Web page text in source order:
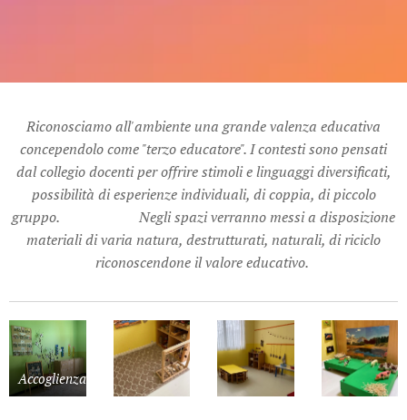
Riconosciamo all'ambiente una grande valenza educativa
concependolo come "terzo educatore". I contesti sono pensati
dal collegio docenti per offrire stimoli e linguaggi diversificati,
possibilità di esperienze individuali, di coppia, di piccolo
gruppo. Negli spazi verranno messi a disposizione
materiali di varia natura, destrutturati, naturali, di riciclo
riconoscendone il valore educativo.
Accoglienza